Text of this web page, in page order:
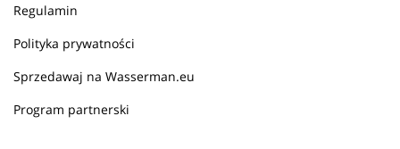
Regulamin
Polityka prywatności
Sprzedawaj na Wasserman.eu
Program partnerski